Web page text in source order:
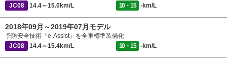
JC08
14.4～15.0km/L 10・15 -km/L
2018年09月～2019年07月モデル
予防安全技術「e-Assist」を全車標準装備化
JC08
14.4～15.4km/L 10・15 -km/L